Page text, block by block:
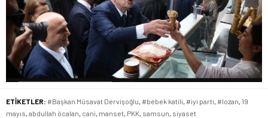
ETİKETLER: #Başkan Müsavat Dervişoğlu, #bebek katili, #iyi parti, #lozan, 19
mayıs, abdullah öcalan, cani, manset, PKK, samsun, siyaset